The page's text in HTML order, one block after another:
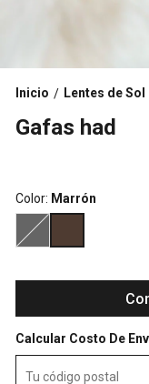
Inicio / Lentes de Sol
Gafas had
Color: Marrón
Calcular Costo De